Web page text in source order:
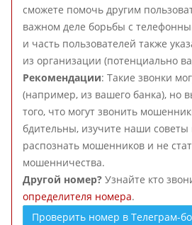
сможете помочь другим
важном деле борьбы с
и часть пользователей также
из организации (потенциально
Рекомендации: Такие звонки
(например, из вашего банка), но
того, что могут звонить
бдительны, изучите наши советы
распознать мошенников и не
мошенничества.
Другой номер? Узнайте кто
определителя номера.
Проверить номер в Телеграм-